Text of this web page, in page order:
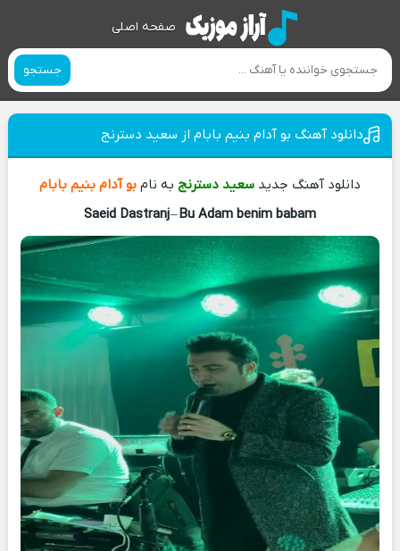
صفحه اصلی
جستجو
دانلود آهنگ بو آدام بنیم بابام از سعید دسترنج
دانلود آهنگ جدید سعید دسترنج به نام بو آدام بنیم بابام
Saeid Dastranj–Bu Adam benim babam